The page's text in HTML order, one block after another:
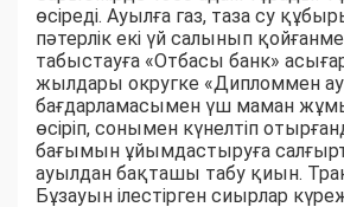
өсіреді. Ауылға газ, таза су
пәтерлік екі үй салынып
табыстауға «Отбасы банк»
жылдары округке «Дипломмен
бағдарламасымен үш маман
өсіріп, сонымен күнелтіп
бағымын ұйымдастыруға
ауылдан бақташы табу қиын.
Бұзауын ілестірген сиырлар